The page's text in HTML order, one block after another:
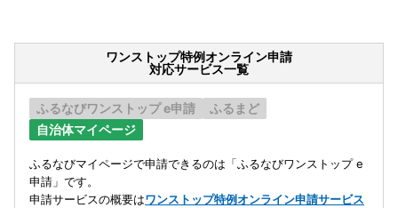
ワンストップ特例オンライン申請
対応サービス一覧
ふるなびワンストップ e申請
ふるまど
自治体マイページ
ふるなびマイページで申請できるのは「ふるなびワンストップ e
申請」です。
申請サービスの概要はワンストップ特例オンライン申請サービス